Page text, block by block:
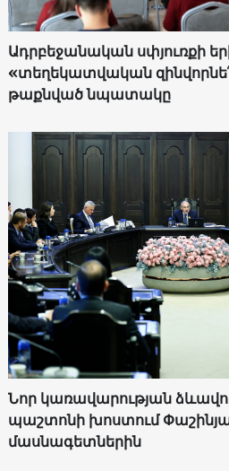
Ադրբեջանական սփյուռքի
«տեղեկատվական
թաքնված նպատակը
Նոր կառավարության
պաշտոնի խոստում
մասնագետներին